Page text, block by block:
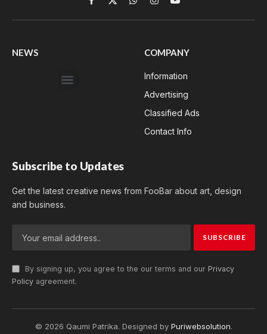
Facebook
X
(Twitter)
WhatsApp
InstagramYouTube
NEWS COMPANY
Information
Advertising
Classified Ads
Contact Info
Subscribe to Updates
Get the latest creative news from FooBar about art, design
and business.
By signing up, you agree to the our terms and our Privacy
Policy agreement.
© 2026 Qaumi Patrika. Designed by Puriwebsolution.